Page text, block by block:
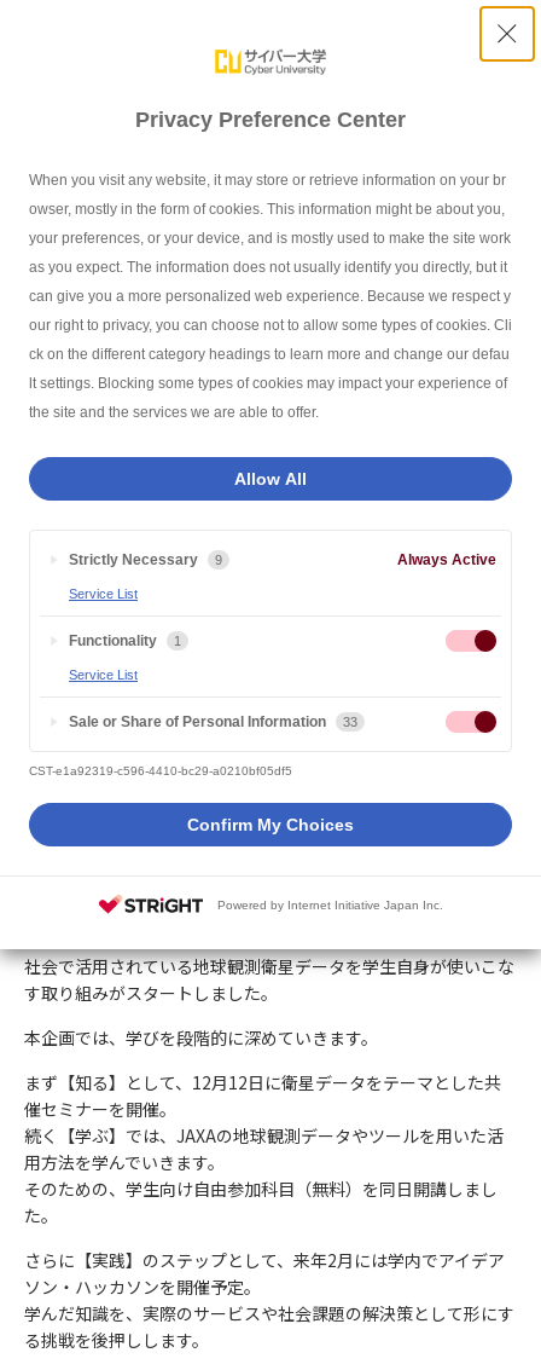
Privacy Preference Center
When you visit any website, it may store or retrieve information on your br
owser, mostly in the form of cookies. This information might be about you,
your preferences, or your device, and is mostly used to make the site work
as you expect. The information does not usually identify you directly, but it
can give you a more personalized web experience. Because we respect y
our right to privacy, you can choose not to allow some types of cookies. Cli
ck on the different category headings to learn more and change our defau
lt settings. Blocking some types of cookies may impact your experience of
the site and the services we are able to offer.
Allow All
Strictly Necessary 9 Always Active
Service List
Functionality 1
Service List
Sale or Share of Personal Information 33
CST-e1a92319-c596-4410-bc29-a0210bf05df5
Confirm My Choices
Powered by Internet Initiative Japan Inc.
【JAXA×サイバー大学】衛星データを活用した実践的な
学びを展開しています
サイバー大学TOP お知らせ 【JAXA×サイバー大学】衛星データを活
2025.12.19 研究・教育
社会で活用されている地球観測衛星データを学生自身が使いこな
す取り組みがスタートしました。
本企画では、学びを段階的に深めていきます。
まず【知る】として、12月12日に衛星データをテーマとした共
催セミナーを開催。
続く【学ぶ】では、JAXAの地球観測データやツールを用いた活
用方法を学んでいきます。
そのための、学生向け自由参加科目（無料）を同日開講しまし
た。
さらに【実践】のステップとして、来年2月には学内でアイデア
ソン・ハッカソンを開催予定。
学んだ知識を、実際のサービスや社会課題の解決策として形にす
る挑戦を後押しします。